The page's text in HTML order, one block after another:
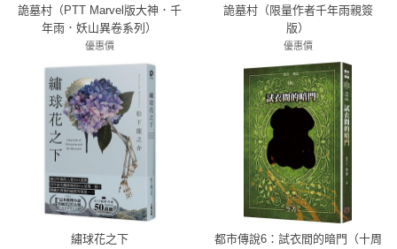
詭墓村（PTT Marvel版大神．千
年雨．妖山異卷系列）
優惠價
79折 277元
詭墓村（限量作者千年雨親簽
版）
優惠價
79折 277元
繡球花之下
都市傳說6：試衣間的暗門（十周